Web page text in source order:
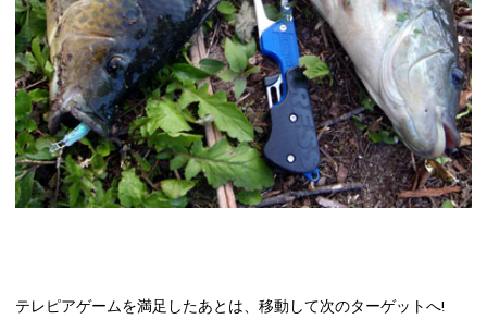
テレピアゲームを満足したあとは、移動して次のターゲットへ!